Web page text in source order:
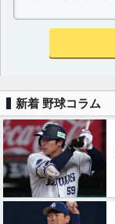
新着 野球コラム